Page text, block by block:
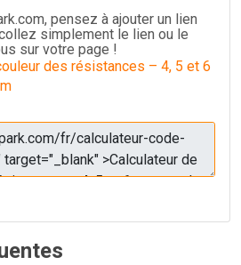
pensez à ajouter un lien
simplement le lien ou le
sur votre page !
des résistances – 4, 5 et 6